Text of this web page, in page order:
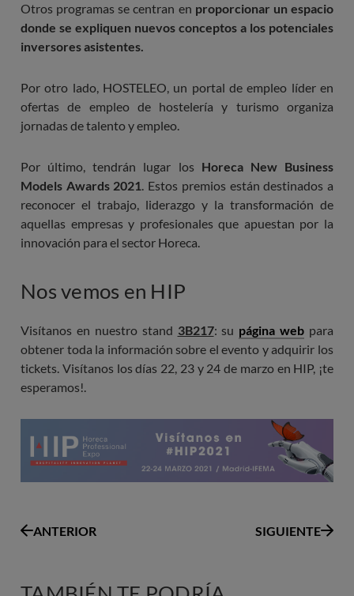
Otros programas se centran en proporcionar un espacio
donde se expliquen nuevos conceptos a los potenciales
inversores asistentes.
Por otro lado, HOSTELEO, un portal de empleo líder en
ofertas de empleo de hostelería y turismo organiza
jornadas de talento y empleo.
Por último, tendrán lugar los Horeca New Business
Models Awards 2021. Estos premios están destinados a
reconocer el trabajo, liderazgo y la transformación de
aquellas empresas y profesionales que apuestan por la
innovación para el sector Horeca.
Nos vemos en HIP
Visítanos en nuestro stand 3B217: su página web para
obtener toda la información sobre el evento y adquirir los
tickets. Visítanos los días 22, 23 y 24 de marzo en HIP, ¡te
esperamos!.
ANTERIOR SIGUIENTE